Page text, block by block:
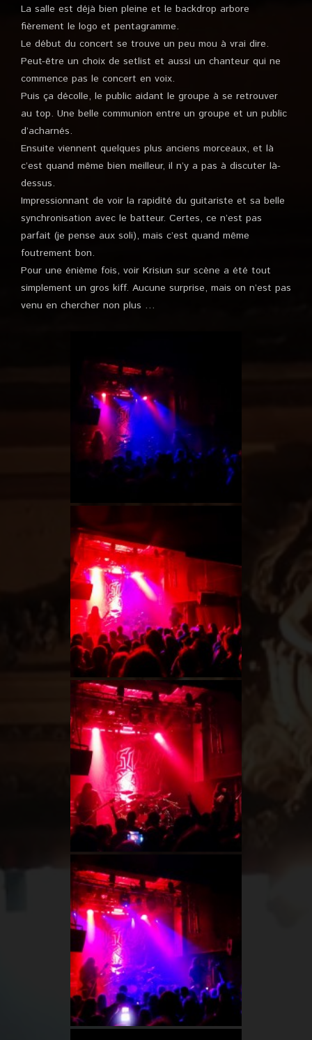
La salle est déjà bien pleine et le backdrop arbore
fièrement le logo et pentagramme.
Le début du concert se trouve un peu mou à vrai dire.
Peut-être un choix de setlist et aussi un chanteur qui ne
commence pas le concert en voix.
Puis ça décolle, le public aidant le groupe à se retrouver
au top. Une belle communion entre un groupe et un public
d’acharnés.
Ensuite viennent quelques plus anciens morceaux, et là
c’est quand même bien meilleur, il n’y a pas à discuter là-
dessus.
Impressionnant de voir la rapidité du guitariste et sa belle
synchronisation avec le batteur. Certes, ce n’est pas
parfait (je pense aux soli), mais c’est quand même
foutrement bon.
Pour une énième fois, voir Krisiun sur scène a été tout
simplement un gros kiff. Aucune surprise, mais on n’est pas
venu en chercher non plus …